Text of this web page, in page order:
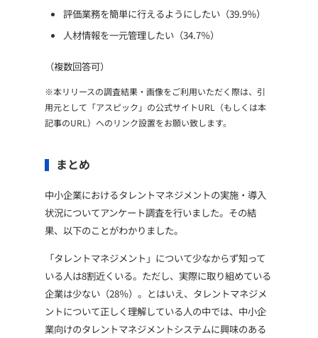
評価業務を簡単に行えるようにしたい（39.9％）
人材情報を一元管理したい（34.7％）
（複数回答可）
※本リリースの調査結果・画像をご利用いただく際は、引
用元として「アスピック」の公式サイトURL（もしくは本
記事のURL）へのリンク設置をお願い致します。
まとめ
中小企業におけるタレントマネジメントの実施・導入
状況についてアンケート調査を行いました。その結
果、以下のことがわかりました。
「タレントマネジメント」について少なからず知って
いる人は8割近くいる。ただし、実際に取り組めている
企業は少ない（28％）。とはいえ、タレントマネジメ
ントについて正しく理解している人の中では、中小企
業向けのタレントマネジメントシステムに興味のある